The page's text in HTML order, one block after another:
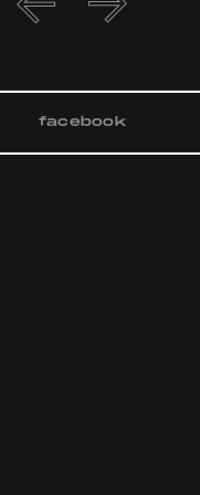
facebook